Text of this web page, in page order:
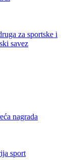
za sportske i
savez
nagrada
sport